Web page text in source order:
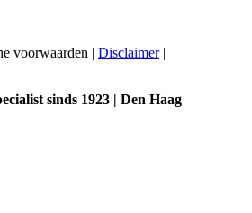
voorwaarden | Disclaimer|
sinds 1923 | Den Haag